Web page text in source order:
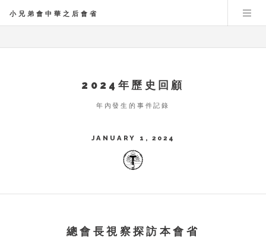
小兄弟會中華之后會省
2024年歷史回顧
年內發生的事件記錄
JANUARY 1, 2024
總會長視察探訪本會省